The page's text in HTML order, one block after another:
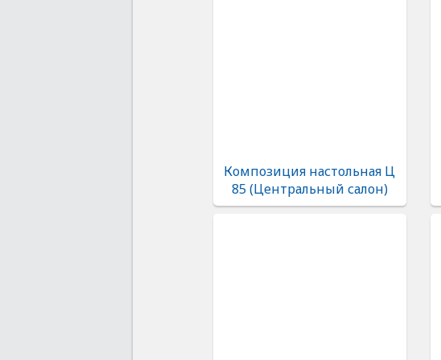
Композиция настольная Ц
85 (Центральный салон)